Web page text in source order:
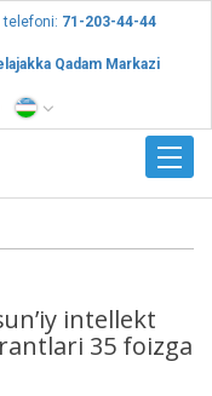
telefoni: 71-203-44-44
Qadam Markazi
intellekt
35 foizga